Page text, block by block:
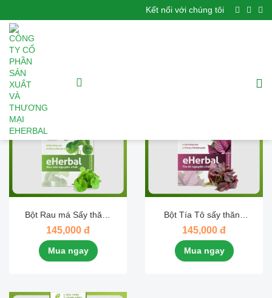
Kết nối với chúng tôi
SẢN PHẨM BÁN CHẠY
Bột Rau má Sấy thăng
hoa
145,000 đ
Mua ngay
Bột Tía Tô sấy thăng
hoa
145,000 đ
Mua ngay